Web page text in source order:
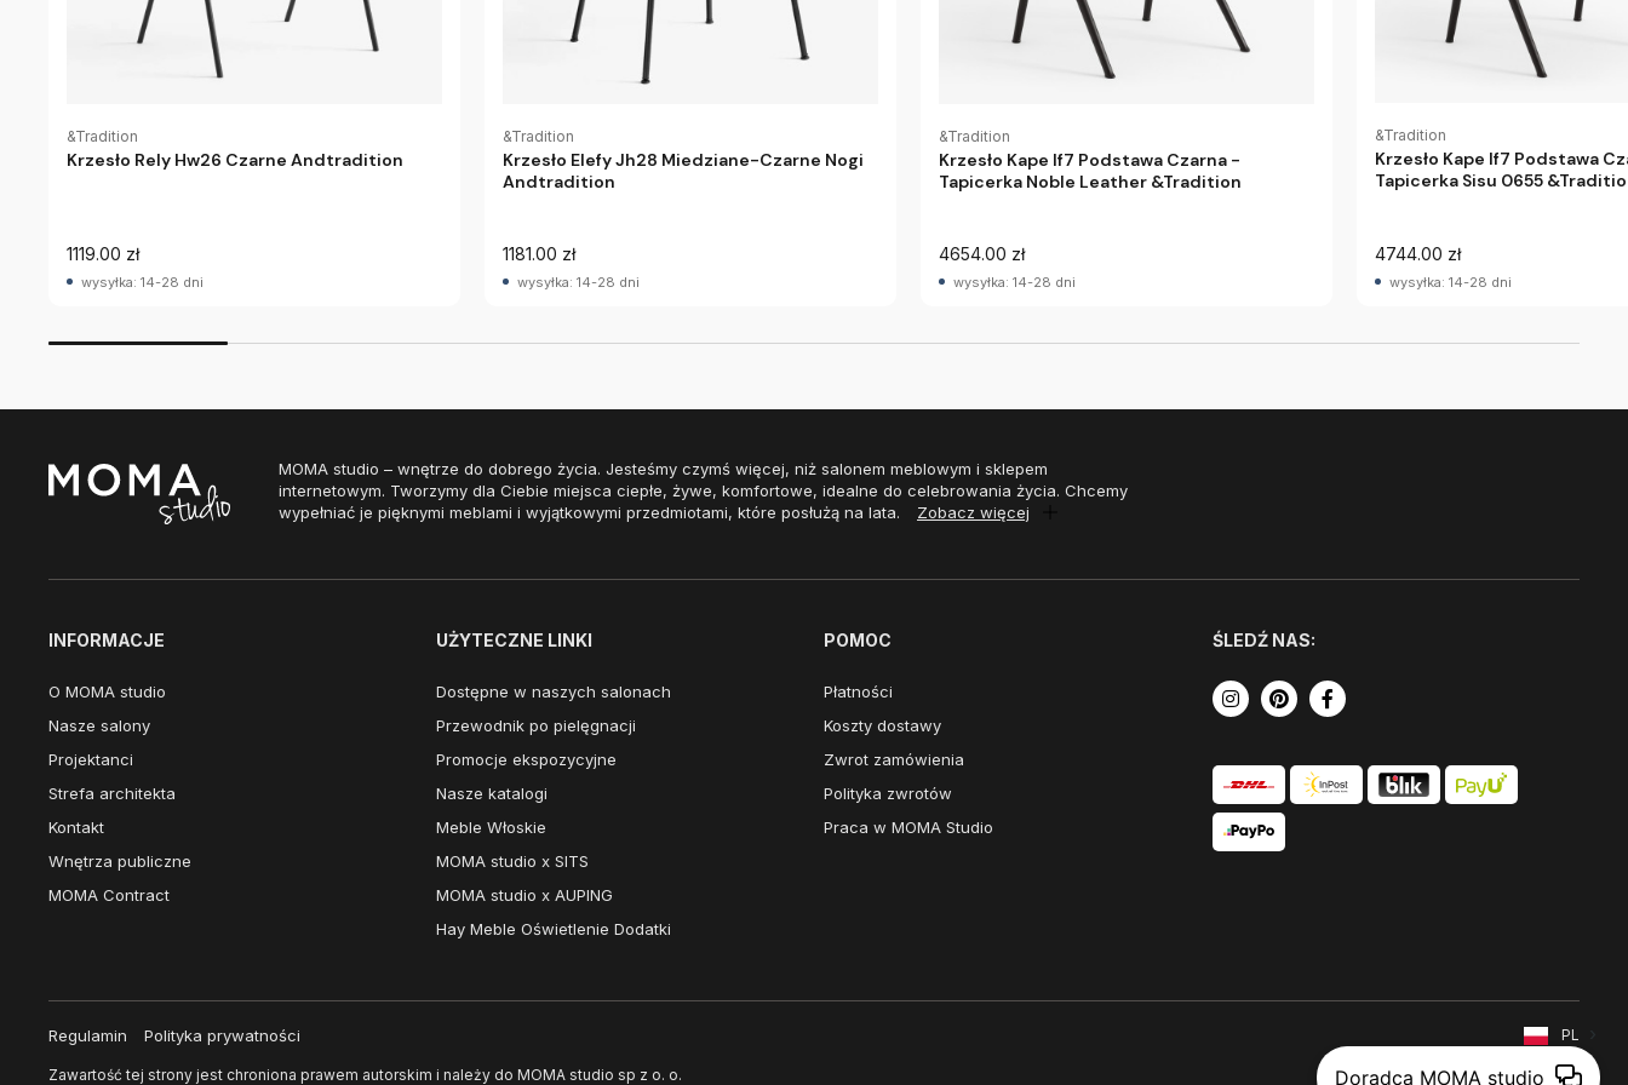
&Tradition
Krzesło Rely Hw26 Czarne Andtradition
1119.00 zł
wysyłka: 14-28 dni
&Tradition
Krzesło Elefy Jh28 Miedziane-Czarne Nogi
Andtradition
1181.00 zł
wysyłka: 14-28 dni
&Tradition
Krzesło Kape If7 Podstawa Czarna -
Tapicerka Noble Leather &Tradition
4654.00 zł
wysyłka: 14-28 dni
&Tradition
Krzesło Kape If7 Podstawa
Tapicerka Sisu 0655
4744.00 zł
wysyłka: 14-28 dni
MOMA studio – wnętrze do dobrego życia. Jesteśmy czymś więcej, niż salonem meblowym i sklepem
internetowym. Tworzymy dla Ciebie miejsca ciepłe, żywe, komfortowe, idealne do celebrowania życia. Chcemy
wypełniać je pięknymi meblami i wyjątkowymi przedmiotami, które posłużą na lata.
Zobacz więcej
INFORMACJE
O MOMA studio
Nasze salony
Projektanci
Strefa architekta
Kontakt
Wnętrza publiczne
MOMA Contract
UŻYTECZNE LINKI
Dostępne w naszych salonach
Przewodnik po pielęgnacji
Promocje ekspozycyjne
Nasze katalogi
Meble Włoskie
MOMA studio x SITS
MOMA studio x AUPING
Hay Meble Oświetlenie Dodatki
POMOC
Płatności
Koszty dostawy
Zwrot zamówienia
Polityka zwrotów
Praca w MOMA Studio
ŚLEDŹ NAS:
Regulamin Polityka prywatności
Zawartość tej strony jest chroniona prawem autorskim i należy do MOMA studio sp z o. o.
PL
Doradca MOMA studio